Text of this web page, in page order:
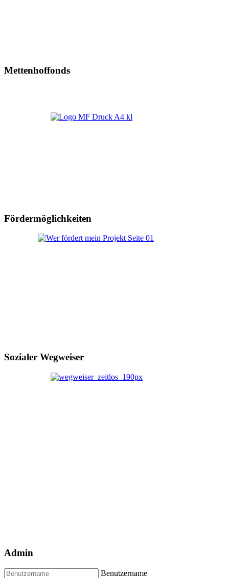
Mettenhoffonds
Fördermöglichkeiten
Sozialer Wegweiser
Admin
Benutzername